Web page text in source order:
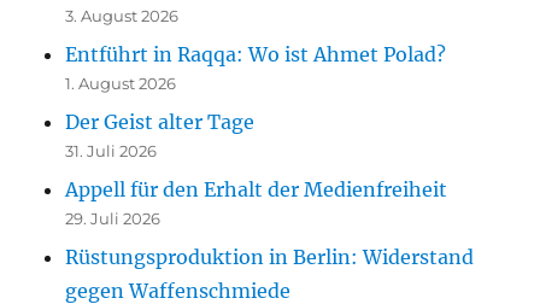
3. August 2026
Entführt in Raqqa: Wo ist Ahmet Polad?
1. August 2026
Der Geist alter Tage
31. Juli 2026
Appell für den Erhalt der Medienfreiheit
29. Juli 2026
Rüstungsproduktion in Berlin: Widerstand
gegen Waffenschmiede